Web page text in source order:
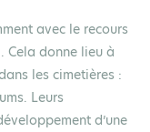
avec le recours
. Cela donne lieu à
les cimetières :
Leurs
d’une